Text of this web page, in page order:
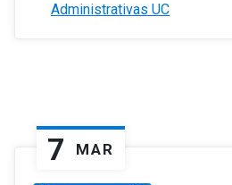
Administrativas UC
7 MAR